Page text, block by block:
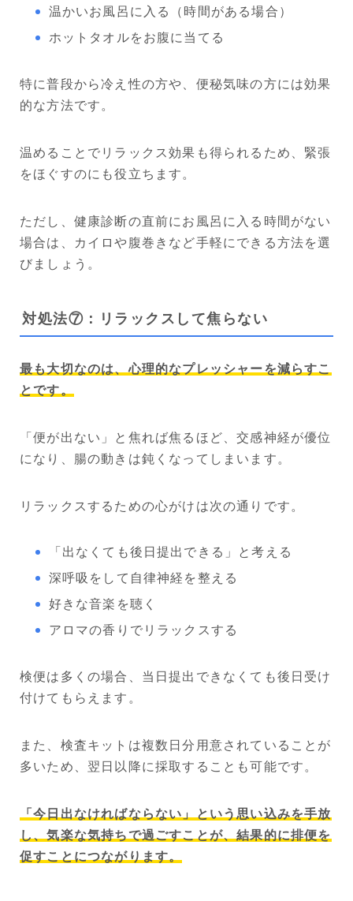
温かいお風呂に入る（時間がある場合）
ホットタオルをお腹に当てる
特に普段から冷え性の方や、便秘気味の方には効果
的な方法です。
温めることでリラックス効果も得られるため、緊張
をほぐすのにも役立ちます。
ただし、健康診断の直前にお風呂に入る時間がない
場合は、カイロや腹巻きなど手軽にできる方法を選
びましょう。
対処法⑦：リラックスして焦らない
最も大切なのは、心理的なプレッシャーを減らすこ
とです。
「便が出ない」と焦れば焦るほど、交感神経が優位
になり、腸の動きは鈍くなってしまいます。
リラックスするための心がけは次の通りです。
「出なくても後日提出できる」と考える
深呼吸をして自律神経を整える
好きな音楽を聴く
アロマの香りでリラックスする
検便は多くの場合、当日提出できなくても後日受け
付けてもらえます。
また、検査キットは複数日分用意されていることが
多いため、翌日以降に採取することも可能です。
「今日出なければならない」という思い込みを手放
し、気楽な気持ちで過ごすことが、結果的に排便を
促すことにつながります。